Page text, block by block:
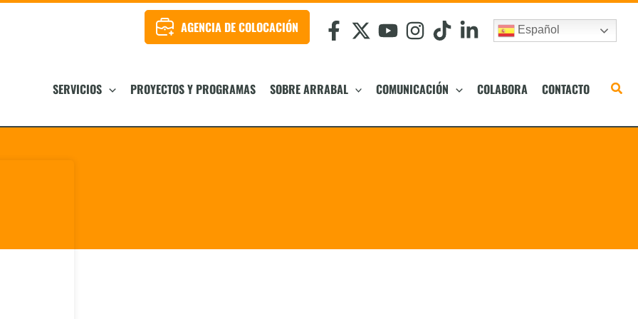
AGENCIA DE COLOCACIÓN Español
SERVICIOS PROYECTOS Y PROGRAMAS SOBRE ARRABAL COMUNICACIÓN COLABORA CONTACTO